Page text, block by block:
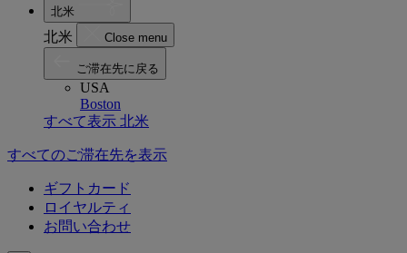
北米
北米 Close menu
ご滞在先に戻る
USA
Boston
すべて表示 北米
すべてのご滞在先を表示
ギフトカード
ロイヤルティ
お問い合わせ